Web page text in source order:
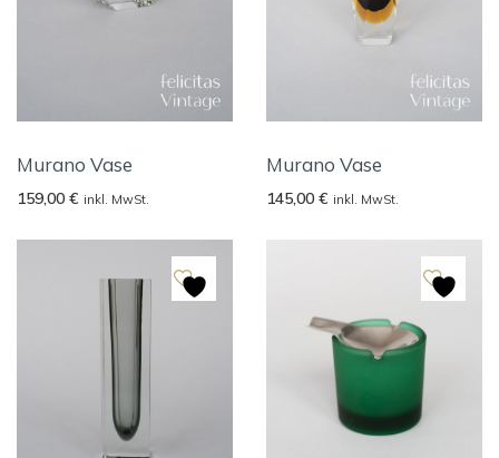
Murano Vase
159,00 € inkl. MwSt.
Murano Vase
145,00 € inkl. MwSt.